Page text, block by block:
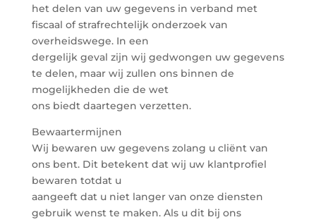
het delen van uw gegevens in verband met
fiscaal of strafrechtelijk onderzoek van
overheidswege. In een
dergelijk geval zijn wij gedwongen uw gegevens
te delen, maar wij zullen ons binnen de
mogelijkheden die de wet
ons biedt daartegen verzetten.
Bewaartermijnen
Wij bewaren uw gegevens zolang u cliënt van
ons bent. Dit betekent dat wij uw klantprofiel
bewaren totdat u
aangeeft dat u niet langer van onze diensten
gebruik wenst te maken. Als u dit bij ons